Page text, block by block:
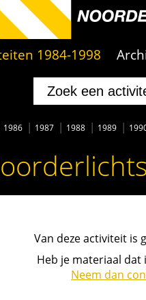
1984-1998
1986 1987 1988 1989
Van deze activiteit is
Heb je materiaal
Neem dan